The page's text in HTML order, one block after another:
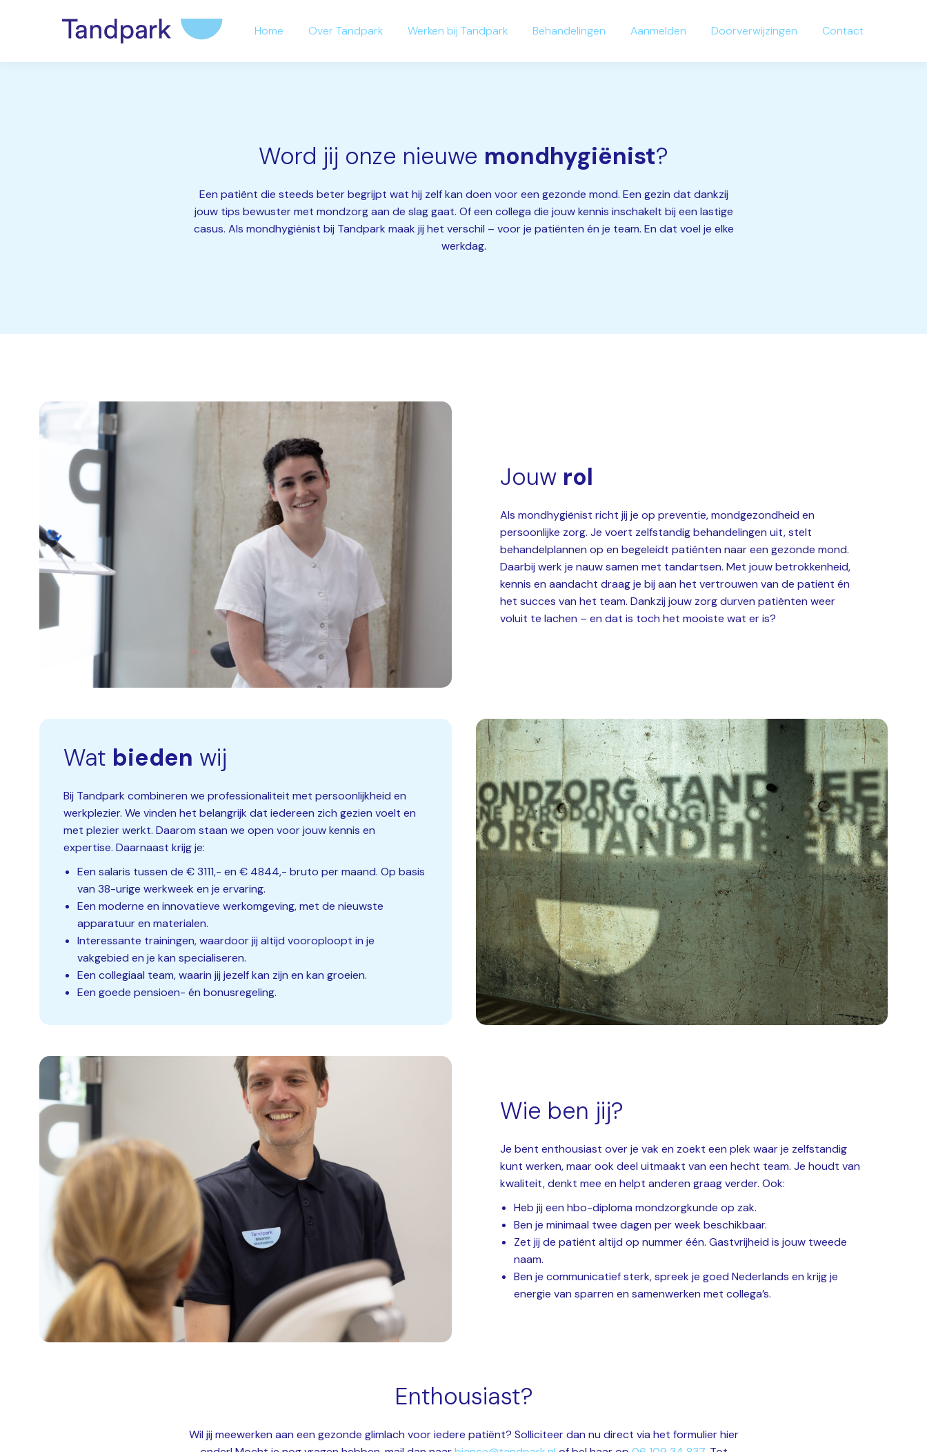
Home Over Tandpark Werken bij Tandpark Behandelingen Aanmelden Doorverwijzingen Contact
Word jij onze nieuwe mondhygiënist?
Een patiënt die steeds beter begrijpt wat hij zelf kan doen voor een gezonde mond. Een gezin dat dankzij
jouw tips bewuster met mondzorg aan de slag gaat. Of een collega die jouw kennis inschakelt bij een lastige
casus. Als mondhygiënist bij Tandpark maak jij het verschil – voor je patiënten én je team. En dat voel je elke
werkdag.
Jouw rol
Als mondhygiënist richt jij je op preventie, mondgezondheid en
persoonlijke zorg. Je voert zelfstandig behandelingen uit, stelt
behandelplannen op en begeleidt patiënten naar een gezonde mond.
Daarbij werk je nauw samen met tandartsen. Met jouw betrokkenheid,
kennis en aandacht draag je bij aan het vertrouwen van de patiënt én
het succes van het team. Dankzij jouw zorg durven patiënten weer
voluit te lachen – en dat is toch het mooiste wat er is?
Wat bieden wij
Bij Tandpark combineren we professionaliteit met persoonlijkheid en
werkplezier. We vinden het belangrijk dat iedereen zich gezien voelt en
met plezier werkt. Daarom staan we open voor jouw kennis en
expertise. Daarnaast krijg je:
Een salaris tussen de € 3111,- en € 4844,- bruto per maand. Op basis
van 38-urige werkweek en je ervaring.
Een moderne en innovatieve werkomgeving, met de nieuwste
apparatuur en materialen.
Interessante trainingen, waardoor jij altijd vooroploopt in je
vakgebied en je kan specialiseren.
Een collegiaal team, waarin jij jezelf kan zijn en kan groeien.
Een goede pensioen- én bonusregeling.
Wie ben jij?
Je bent enthousiast over je vak en zoekt een plek waar je zelfstandig
kunt werken, maar ook deel uitmaakt van een hecht team. Je houdt van
kwaliteit, denkt mee en helpt anderen graag verder. Ook:
Heb jij een hbo-diploma mondzorgkunde op zak.
Ben je minimaal twee dagen per week beschikbaar.
Zet jij de patiënt altijd op nummer één. Gastvrijheid is jouw tweede
naam.
Ben je communicatief sterk, spreek je goed Nederlands en krijg je
energie van sparren en samenwerken met collega’s.
Enthousiast?
Wil jij meewerken aan een gezonde glimlach voor iedere patiënt? Solliciteer dan nu direct via het formulier hier